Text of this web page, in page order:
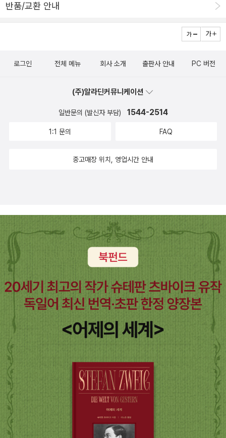
반품/교환 안내
로그인 전체 메뉴 회사 소개 출판사 안내 PC 버전
(주)알라딘커뮤니케이션
일반문의 (발신자 부담) 1544-2514
1:1 문의 FAQ
중고매장 위치, 영업시간 안내